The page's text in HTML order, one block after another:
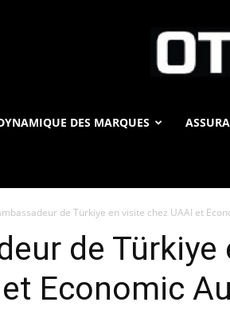
DES MARQUES
de Türkiye en visite chez UAAI et
de
Economic